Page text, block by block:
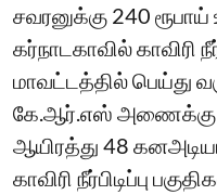
சவரனுக்கு 240 ரூபாய்
கர்நாடகாவில் காவிரி
மாவட்டத்தில் பெய்து
கே.ஆர்.எஸ் அணைக்கு
ஆயிரத்து 48
காவிரி நீர்பிடிப்பு